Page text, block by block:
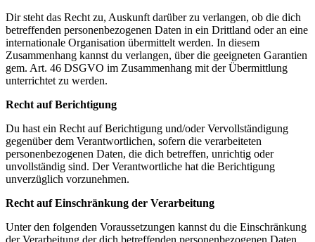
Dir steht das Recht zu, Auskunft darüber zu verlangen, ob die dich
betreffenden personenbezogenen Daten in ein Drittland oder an eine
internationale Organisation übermittelt werden. In diesem
Zusammenhang kannst du verlangen, über die geeigneten Garantien
gem. Art. 46 DSGVO im Zusammenhang mit der Übermittlung
unterrichtet zu werden.
Recht auf Berichtigung
Du hast ein Recht auf Berichtigung und/oder Vervollständigung
gegenüber dem Verantwortlichen, sofern die verarbeiteten
personenbezogenen Daten, die dich betreffen, unrichtig oder
unvollständig sind. Der Verantwortliche hat die Berichtigung
unverzüglich vorzunehmen.
Recht auf Einschränkung der Verarbeitung
Unter den folgenden Voraussetzungen kannst du die Einschränkung
der Verarbeitung der dich betreffenden personenbezogenen Daten